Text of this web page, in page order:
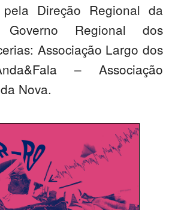
Direção Regional da
Governo Regional dos
Associação Largo dos
– Associação
Nova.